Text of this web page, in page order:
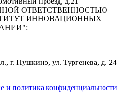
ОТВЕТСТВЕННОСТЬЮ
ИННОВАЦИОННЫХ
:
г. Пушкино, ул. Тургенева, д. 24
и политика конфиденциальности